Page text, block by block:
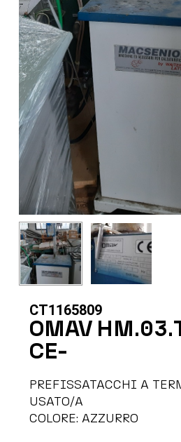
CT1165809
OMAV
CE-
PREFISSATACCHI A
USATO/A
COLORE: AZZURRO